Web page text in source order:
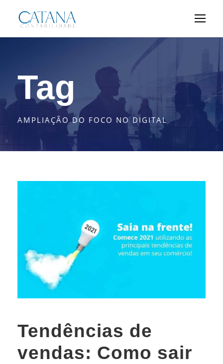
Tag
AMPLIAÇÃO DO FOCO NO DIGITAL
Tendências de
vendas: Como sair